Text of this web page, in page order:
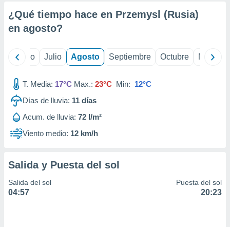
¿Qué tiempo hace en Przemysl (Rusia)
en agosto?
Junio Julio Agosto Septiembre Octubre
T. Media: 17°C Max.: 23°C Min: 12°C
Días de lluvia: 11 días
Acum. de lluvia: 72 l/m²
Viento medio: 12 km/h
Salida y Puesta del sol
Salida del sol
04:57
Puesta del sol
20:23